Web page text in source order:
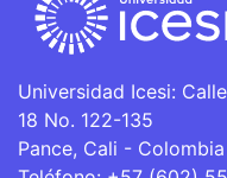
Universidad Icesi: Calle
18 No. 122-135
Pance, Cali - Colombia